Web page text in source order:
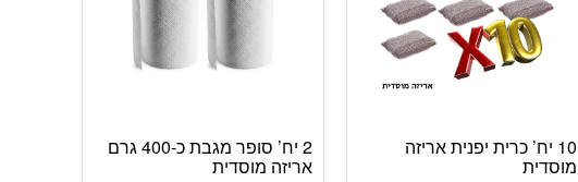
10 יח’ כרית יפנית אריזה
מוסדית
למוצר
זה
2 יח’ סופר מגבת כ-400 גרם
אריזה מוסדית
למוצר
זה